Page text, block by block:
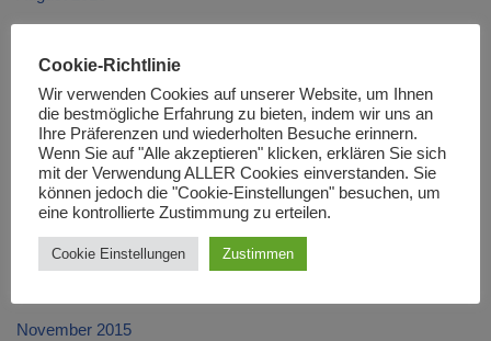
Juni 2016
Mai 2016
April 2016
März 2016
Februar 2016
Januar 2016
November 2015
Cookie-Richtlinie
Wir verwenden Cookies auf unserer Website, um Ihnen
die bestmögliche Erfahrung zu bieten, indem wir uns an
Ihre Präferenzen und wiederholten Besuche erinnern.
Wenn Sie auf "Alle akzeptieren" klicken, erklären Sie sich
mit der Verwendung ALLER Cookies einverstanden. Sie
können jedoch die "Cookie-Einstellungen" besuchen, um
eine kontrollierte Zustimmung zu erteilen.
Cookie Einstellungen Zustimmen